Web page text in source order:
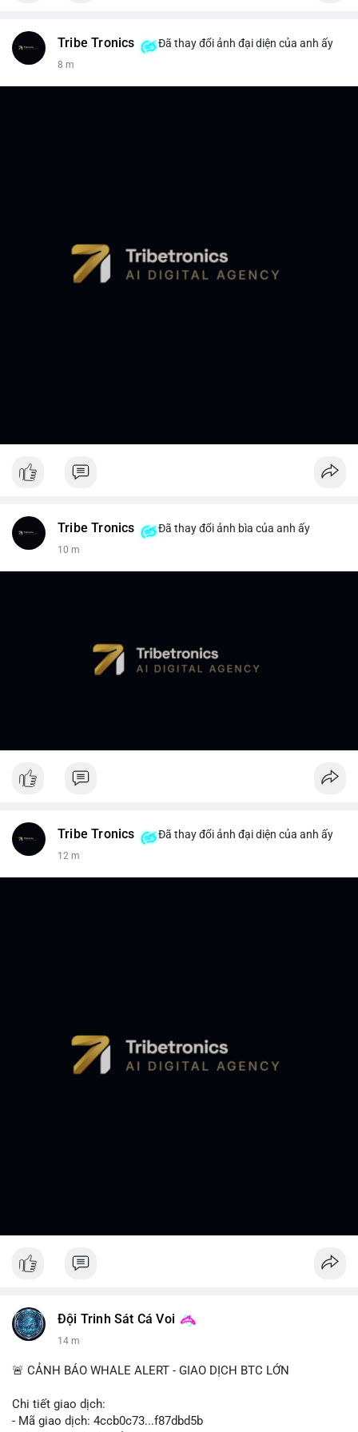
Tribe Tronics Đã thay đổi ảnh đại diện của anh ấy
8 m
Tribe Tronics Đã thay đổi ảnh bìa của anh ấy
10 m
Tribe Tronics Đã thay đổi ảnh đại diện của anh ấy
12 m
Đội Trinh Sát Cá Voi
14 m
🚨 CẢNH BÁO WHALE ALERT - GIAO DỊCH BTC LỚN
Chi tiết giao dịch:
- Mã giao dịch: 4ccb0c73...f87dbd5b